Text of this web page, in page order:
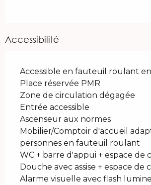
Accessibilité
Accessible en fauteuil roulant
Place réservée PMR
Zone de circulation dégagée
Entrée accessible
Ascenseur aux normes
Mobilier/Comptoir d'accueil
personnes en fauteuil roulant
WC + barre d'appui + espace de
Douche avec assise + espace de
Alarme visuelle avec flash